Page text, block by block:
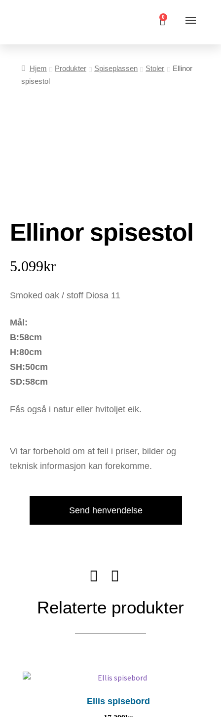
0
Hjem Produkter Spiseplassen Stoler
Ellinor
spisestol
Ellinor spisestol
5.099kr
Smoked oak / stoff Diosa 11
Mål:
B:58cm
H:80cm
SH:50cm
SD:58cm
Fås også i natur eller hvitoljet eik.
Vi tar forbehold om at feil i priser, bilder og
teknisk informasjon kan forekomme.
Send henvendelse
Relaterte produkter
Ellis spisebord